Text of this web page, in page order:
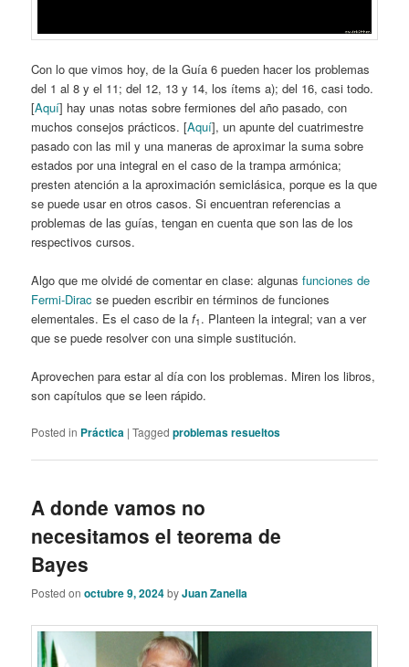
Con lo que vimos hoy, de la Guía 6 pueden hacer los problemas
del 1 al 8 y el 11; del 12, 13 y 14, los ítems a); del 16, casi todo.
[Aquí] hay unas notas sobre fermiones del año pasado, con
muchos consejos prácticos. [Aquí], un apunte del cuatrimestre
pasado con las mil y una maneras de aproximar la suma sobre
estados por una integral en el caso de la trampa armónica;
presten atención a la aproximación semiclásica, porque es la que
se puede usar en otros casos. Si encuentran referencias a
problemas de las guías, tengan en cuenta que son las de los
respectivos cursos.
Algo que me olvidé de comentar en clase: algunasfunciones de
Fermi-Dirac se pueden escribir en términos de funciones
elementales. Es el caso de laf1 . Planteen la integral; van a ver
que se puede resolver con una simple sustitución.
Aprovechen para estar al día con los problemas. Miren los libros,
son capítulos que se leen rápido.
Posted in Práctica |Tagged problemas resueltos
A donde vamos no
necesitamos el teorema de
Bayes
Posted onoctubre 9, 2024byJuan Zanella